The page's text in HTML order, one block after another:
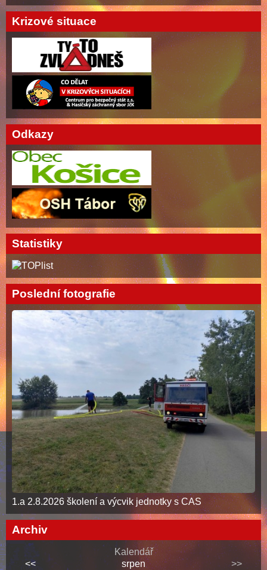
Krizové situace
Odkazy
Statistiky
Poslední fotografie
1.a 2.8.2026 školení a výcvik jednotky s CAS
Archiv
Kalendář
<<
srpen
>>